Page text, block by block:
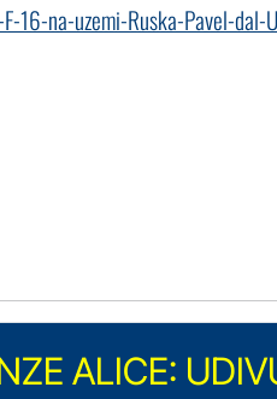
na-uzemi-Ruska-Pavel-dal-
ALICE: